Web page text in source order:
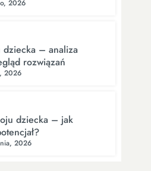
2026
dziecka – analiza
rozwiązań
2026
dziecka – jak
2026